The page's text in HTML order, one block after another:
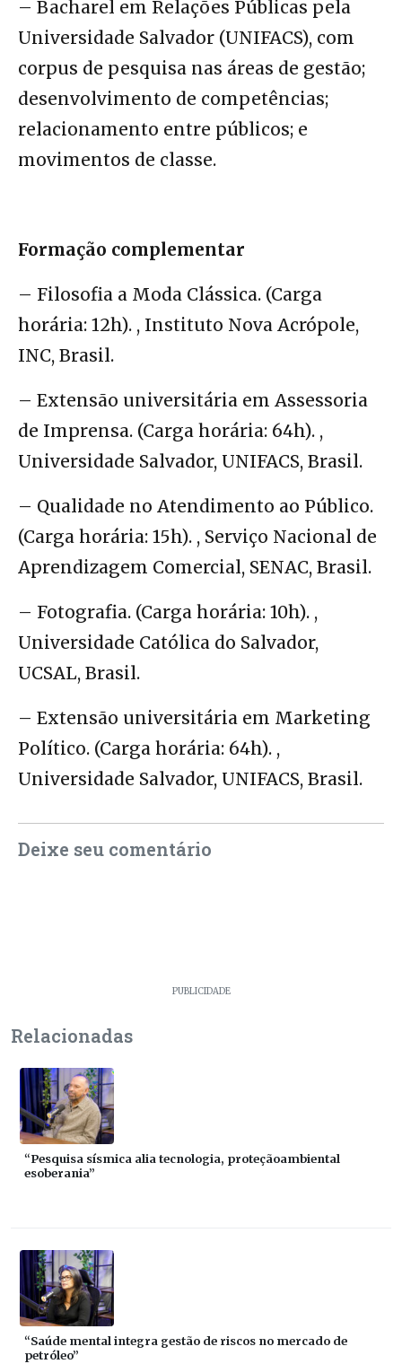
– Bacharel em Relações Públicas pela
Universidade Salvador (UNIFACS), com
corpus de pesquisa nas áreas de gestão;
desenvolvimento de competências;
relacionamento entre públicos; e
movimentos de classe.
Formação complementar
– Filosofia a Moda Clássica. (Carga
horária: 12h). , Instituto Nova Acrópole,
INC, Brasil.
– Extensão universitária em Assessoria
de Imprensa. (Carga horária: 64h). ,
Universidade Salvador, UNIFACS, Brasil.
– Qualidade no Atendimento ao Público.
(Carga horária: 15h). , Serviço Nacional de
Aprendizagem Comercial, SENAC, Brasil.
– Fotografia. (Carga horária: 10h). ,
Universidade Católica do Salvador,
UCSAL, Brasil.
– Extensão universitária em Marketing
Político. (Carga horária: 64h). ,
Universidade Salvador, UNIFACS, Brasil.
Deixe seu comentário
PUBLICIDADE
Relacionadas
“Pesquisa sísmica alia tecnologia, proteçãoambiental
esoberania”
“Saúde mental integra gestão de riscos no mercado de
petróleo”